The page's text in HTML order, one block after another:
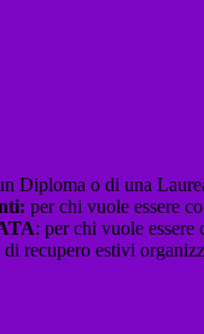
Diploma o di una
per chi vuole essere
: per chi vuole essere
recupero estivi